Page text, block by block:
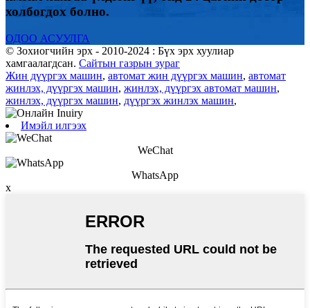
холбогдох болно.
ОДОО АСУУЛГА
© Зохиогчийн эрх - 2010-2024 : Бүх эрх хуулиар
хамгаалагдсан. Сайтын газрын зураг
Жин дүүргэх машин, автомат жин дүүргэх машин, автомат
жинлэх, дүүргэх машин, жинлэх, дүүргэх автомат машин,
жинлэх, дүүргэх машин, дүүргэх жинлэх машин,
Имэйл илгээх
WeChat
WhatsApp
x